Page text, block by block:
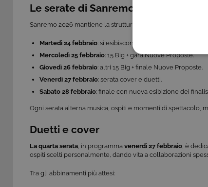
Le serate di Sanremo 2026
Sanremo 2026 mantiene la struttura in cinque appuntamenti:
Martedì 24 febbraio: si esibiscono tutti i 30 Big. Prima
Mercoledì 25 febbraio: 15 Big + gara Nuove Proposte.
Giovedì 26 febbraio: altri 15 Big + finale Nuove Proposte.
Venerdì 27 febbraio: serata cover e duetti.
Sabato 28 febbraio: finale con nuova esibizione dei
Ogni serata alterna musica, ospiti e momenti di spettacolo,
Duetti e cover
La quarta serata, in programma venerdì 27 febbraio, è
ospiti scelti personalmente, dando vita a collaborazioni
Tra gli abbinamenti più attesi:
COOKIE
selezionati (es.
loro installazione, ma
personali.